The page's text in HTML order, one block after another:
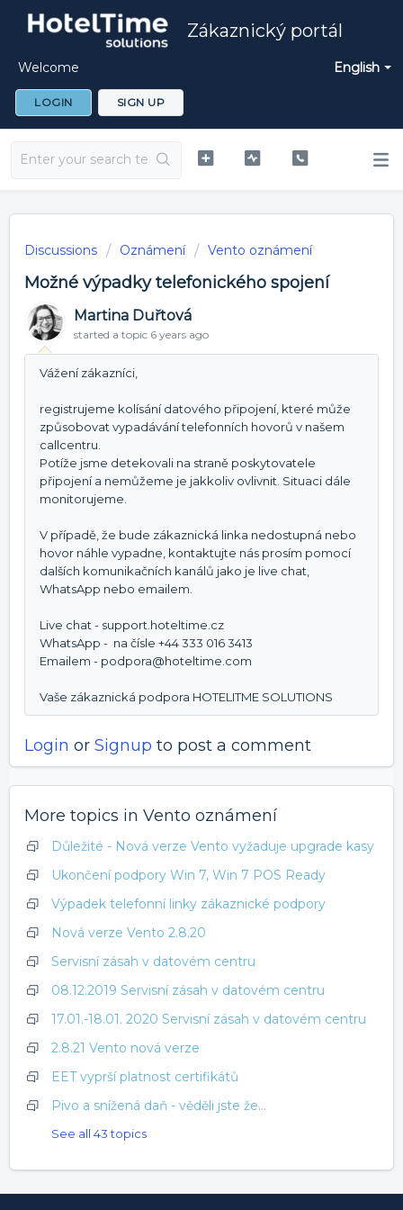
Zákaznický portál
English
Welcome
LOGIN SIGN UP
Discussions Oznámení Vento oznámení
Možné výpadky telefonického spojení
Martina Duřtová
started a topic 6 years ago
Vážení zákazníci,
registrujeme kolísání datového připojení, které může
způsobovat vypadávání telefonních hovorů v našem
callcentru.
Potíže jsme detekovali na straně poskytovatele
připojení a nemůžeme je jakkoliv ovlivnit. Situaci dále
monitorujeme.
V případě, že bude zákaznická linka nedostupná nebo
hovor náhle vypadne, kontaktujte nás prosím pomocí
dalších komunikačních kanálů jako je live chat,
WhatsApp nebo emailem.
Live chat - support.hoteltime.cz
WhatsApp - na čísle +44 333 016 3413
Emailem - podpora@hoteltime.com
Vaše zákaznická podpora HOTELITME SOLUTIONS
Login or Signup to post a comment
More topics in Vento oznámení
Důležité - Nová verze Vento vyžaduje upgrade kasy
Ukončení podpory Win 7, Win 7 POS Ready
Výpadek telefonní linky zákaznické podpory
Nová verze Vento 2.8.20
Servisní zásah v datovém centru
08.12.2019 Servisní zásah v datovém centru
17.01.-18.01. 2020 Servisní zásah v datovém centru
2.8.21 Vento nová verze
EET vyprší platnost certifikátů
Pivo a snížená daň - věděli jste že...
See all 43 topics